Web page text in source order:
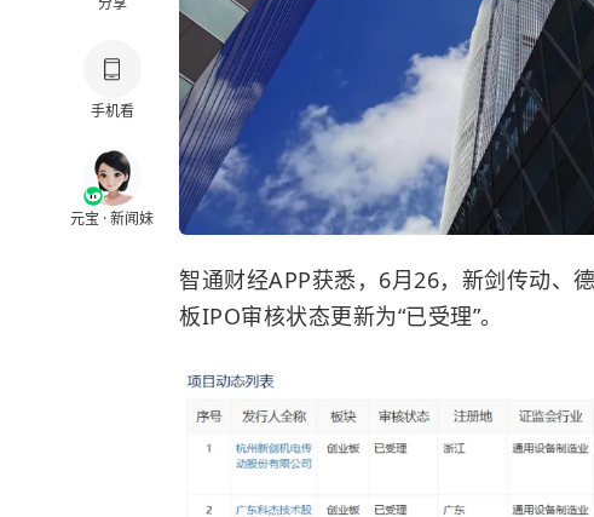
手机看
元宝 · 新闻妹
智通财经APP获悉，6月26，新剑传动、
板IPO审核状态更新为“已受理”。